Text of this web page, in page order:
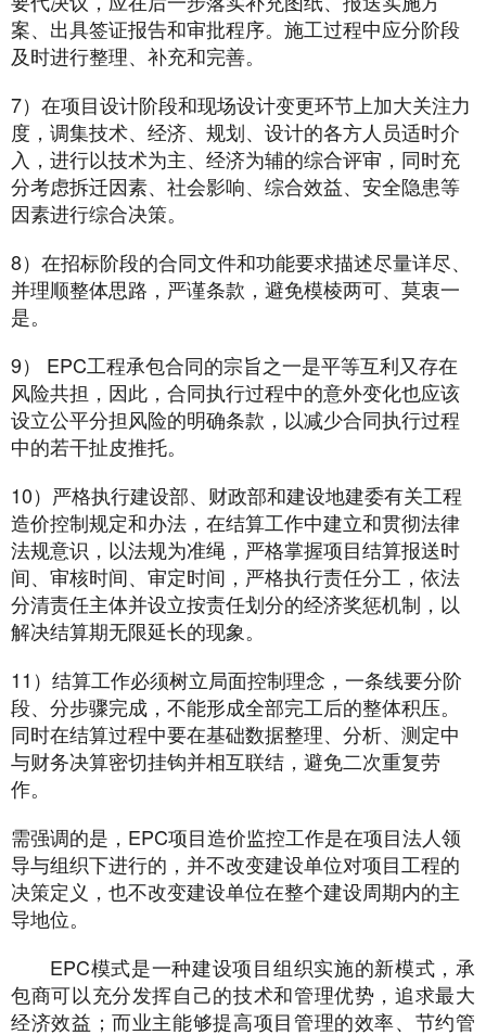
案、出具签证报告和审批程序。施工过程中应分阶段
及时进行整理、补充和完善。
7）在项目设计阶段和现场设计变更环节上加大关注力
度，调集技术、经济、规划、设计的各方人员适时介
入，进行以技术为主、经济为辅的综合评审，同时充
分考虑拆迁因素、社会影响、综合效益、安全隐患等
因素进行综合决策。
8）在招标阶段的合同文件和功能要求描述尽量详尽、
并理顺整体思路，严谨条款，避免模棱两可、莫衷一
是。
9） EPC工程承包合同的宗旨之一是平等互利又存在
风险共担，因此，合同执行过程中的意外变化也应该
设立公平分担风险的明确条款，以减少合同执行过程
中的若干扯皮推托。
10）严格执行建设部、财政部和建设地建委有关工程
造价控制规定和办法，在结算工作中建立和贯彻法律
法规意识，以法规为准绳，严格掌握项目结算报送时
间、审核时间、审定时间，严格执行责任分工，依法
分清责任主体并设立按责任划分的经济奖惩机制，以
解决结算期无限延长的现象。
11）结算工作必须树立局面控制理念，一条线要分阶
段、分步骤完成，不能形成全部完工后的整体积压。
同时在结算过程中要在基础数据整理、分析、测定中
与财务决算密切挂钩并相互联结，避免二次重复劳
作。
需强调的是，EPC项目造价监控工作是在项目法人领
导与组织下进行的，并不改变建设单位对项目工程的
决策定义，也不改变建设单位在整个建设周期内的主
导地位。
EPC模式是一种建设项目组织实施的新模式，承
包商可以充分发挥自己的技术和管理优势，追求最大
经济效益；而业主能够提高项目管理的效率、节约管